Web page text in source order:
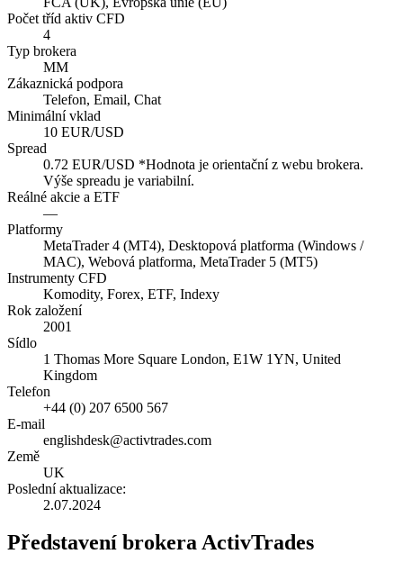
Počet tříd aktiv CFD
4
Typ brokera
MM
Zákaznická podpora
Telefon, Email, Chat
Minimální vklad
10 EUR/USD
Spread
0.72 EUR/USD *Hodnota je orientační z webu brokera.
Výše spreadu je variabilní.
Reálné akcie a ETF
—
Platformy
MetaTrader 4 (MT4), Desktopová platforma (Windows /
MAC), Webová platforma, MetaTrader 5 (MT5)
Instrumenty CFD
Komodity, Forex, ETF, Indexy
Rok založení
2001
Sídlo
1 Thomas More Square London, E1W 1YN, United
Kingdom
Telefon
+44 (0) 207 6500 567
E-mail
englishdesk@activtrades.com
Země
UK
Poslední aktualizace:
2.07.2024
Představení brokera ActivTrades